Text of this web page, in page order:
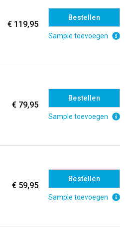
€ 119,95
Bestellen
Sample toevoegen
€ 79,95
Bestellen
Sample toevoegen
€ 59,95
Bestellen
Sample toevoegen